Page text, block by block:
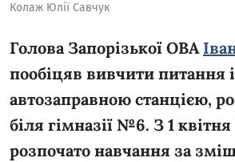
Колаж Юлії Савчук
Голова Запорізької ОВА
пообіцяв вивчити питання
автозаправною станцією,
біля гімназії №6. З 1
розпочато навчання за